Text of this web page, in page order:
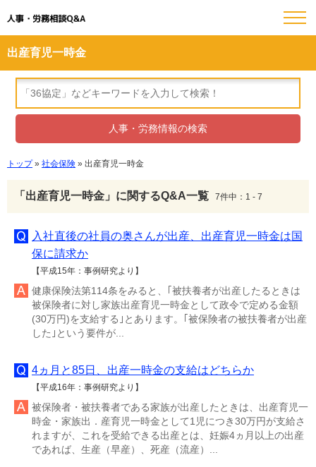
出産育児一時金
人事・労務相談Q&A
トップ» 社会保険 » 出産育児一時金
「出産育児一時金」に関するQ&A一覧 7件中：1 - 7
入社直後の社員の奥さんが出産、出産育児一時金は国
保に請求か
【平成15年：事例研究より】
健康保険法第114条をみると、｢被扶養者が出産したるときは
被保険者に対し家族出産育児一時金として政令で定める金額
(30万円)を支給する｣とあります。｢被保険者の被扶養者が出産
した｣という要件が...
4ヵ月と85日、出産一時金の支給はどちらか
【平成16年：事例研究より】
被保険者・被扶養者である家族が出産したときは、出産育児一
時金・家族出．産育児一時金として1児につき30万円が支給さ
れますが、これを受給できる出産とは、妊娠4ヵ月以上の出産
であれば、生産（早産）、死産（流産）...